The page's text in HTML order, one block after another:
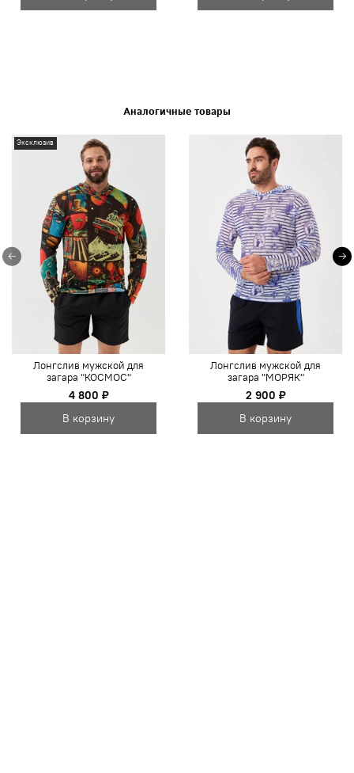
Аналогичные товары
Эксклюзив
Лонгслив мужской для
загара "КОСМОС"
4 800 ₽
В корзину
Лонгслив мужской для
загара "МОРЯК"
2 900 ₽
В корзину